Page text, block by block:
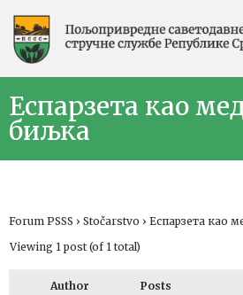
Еспарзета као
биљка
Forum PSSS › Stočarstvo › Еспарзета као
Viewing 1 post (of 1 total)
Author Posts